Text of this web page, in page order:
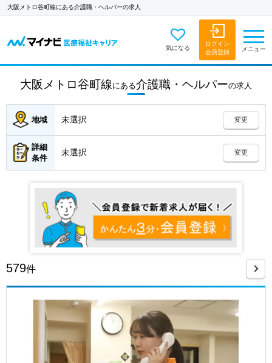
大阪メトロ谷町線にある介護職・ヘルパーの求人
気になる
ログイン
会員登録
メニュー
大阪メトロ谷町線 にある介護職・ヘルパーの求人
地域 未選択 変更
詳細
条件
未選択 変更
579件